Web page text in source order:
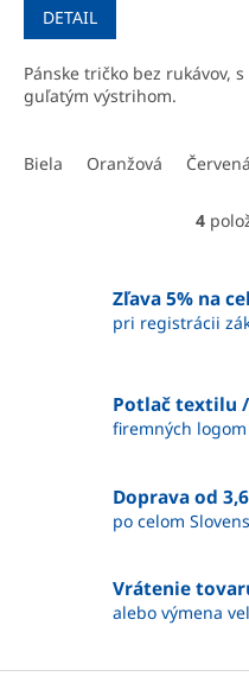
DETAIL
Pánske tričko bez rukávov, s
guľatým výstrihom.
Biela Oranžová Červená
4
Zľava 5% na
pri registrácii
Potlač textilu
firemných logom
Doprava od
po celom
Vrátenie
alebo výmena
Z